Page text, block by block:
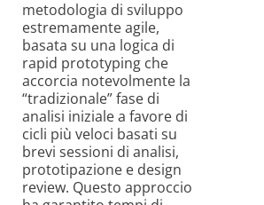
metodologia di sviluppo
estremamente agile,
basata su una logica di
rapid prototyping che
accorcia notevolmente la
“tradizionale” fase di
analisi iniziale a favore di
cicli più veloci basati su
brevi sessioni di analisi,
prototipazione e design
review. Questo approccio